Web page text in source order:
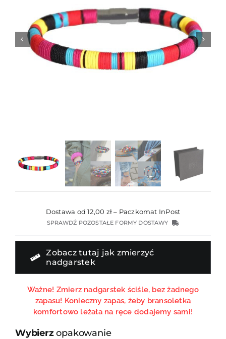
Dostawa od 12,00 zł – Paczkomat InPost
SPRAWDŹ POZOSTAŁE FORMY DOSTAWY
Zobacz tutaj jak zmierzyć
nadgarstek
Ważne! Zmierz nadgarstek ściśle, bez żadnego
zapasu! Konieczny zapas, żeby bransoletka
komfortowo leżała na ręce dodajemy sami!
opakowanie